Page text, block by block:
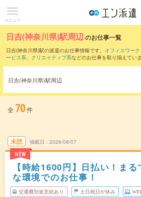
メニュー
日吉(神奈川県)駅周辺のお仕事一覧
日吉(神奈川県)駅の派遣のお仕事情報です。 オフィスワー
ービス系、 クリエイティブ系などのお仕事を取り揃えてい
また、横浜駅・みなとみらい駅
もご確認いただけます。
日吉(神奈川県)駅周辺
全 70件
未読
NEW
掲載日 2026/08/07
【時給1600円】日払い！ま
な環境でのお仕事！
交通費別途支給あり 土日祝日が休み